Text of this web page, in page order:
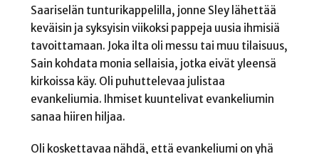
Saariselän tunturikappelilla, jonne Sley lähettää
keväisin ja syksyisin viikoksi pappeja uusia ihmisiä
tavoittamaan. Joka ilta oli messu tai muu tilaisuus,
Sain kohdata monia sellaisia, jotka eivät yleensä
kirkoissa käy. Oli puhuttelevaa julistaa
evankeliumia. Ihmiset kuuntelivat evankeliumin
sanaa hiiren hiljaa.
Oli koskettavaa nähdä, että evankeliumi on yhä